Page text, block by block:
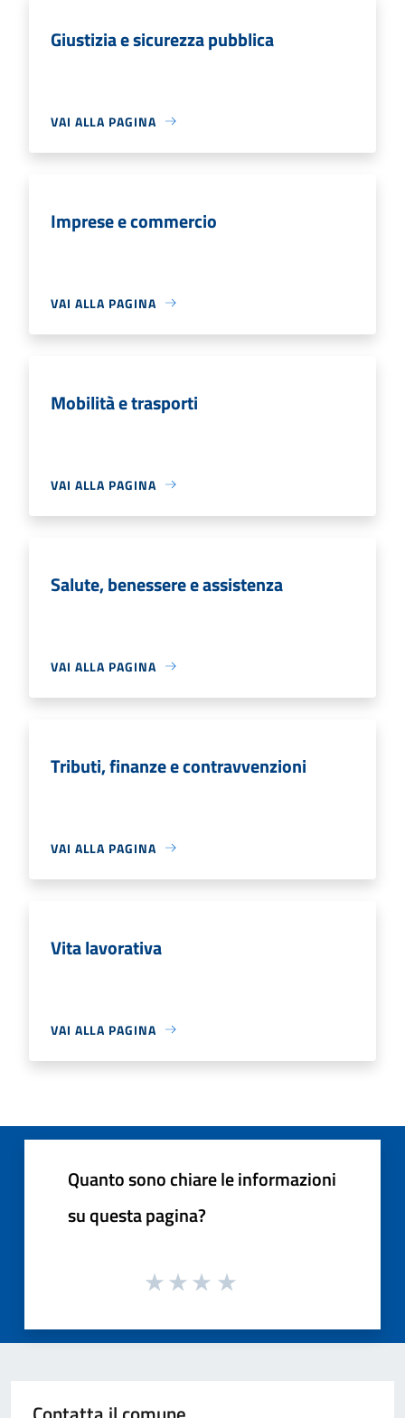
Giustizia e sicurezza pubblica
VAI ALLA PAGINA
Imprese e commercio
VAI ALLA PAGINA
Mobilità e trasporti
VAI ALLA PAGINA
Salute, benessere e assistenza
VAI ALLA PAGINA
Tributi, finanze e contravvenzioni
VAI ALLA PAGINA
Vita lavorativa
VAI ALLA PAGINA
Quanto sono chiare le informazioni
su questa pagina?